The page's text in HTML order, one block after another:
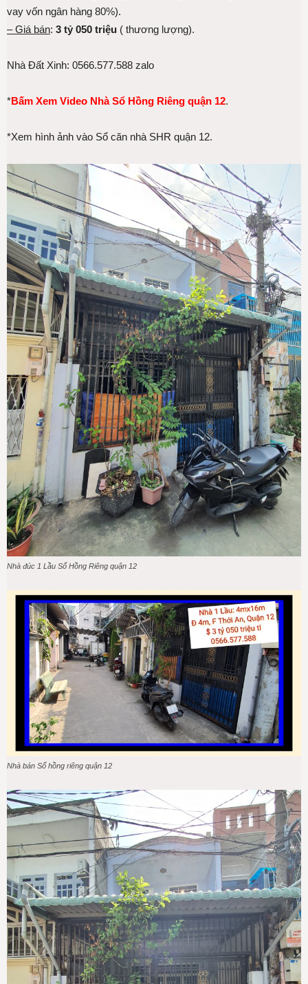
vay vốn ngân hàng 80%).
– Giá bán: 3 tỷ 050 triệu ( thương lượng).
Nhà Đất Xinh: 0566.577.588 zalo
*Bấm Xem Video Nhà Sổ Hồng Riêng quận 12.
*Xem hình ảnh vào Sổ căn nhà SHR quận 12.
Nhà đúc 1 Lầu Sổ Hồng Riêng quận 12
Nhà bán Sổ hồng riêng quận 12